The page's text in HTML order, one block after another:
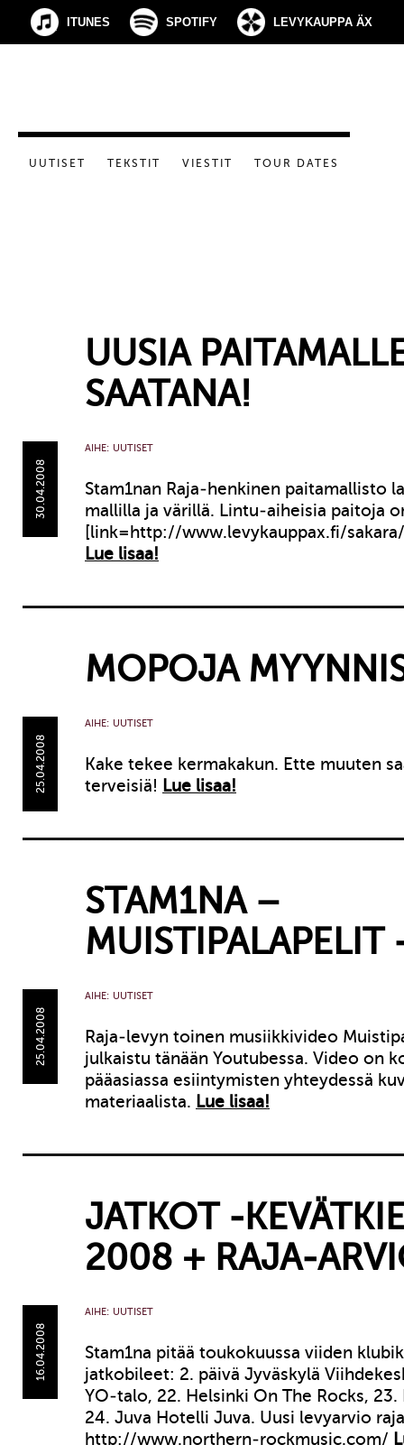
ITUNES SPOTIFY LEVYKAUPPA ÄX
UUTISET TEKSTIT VIESTIT TOUR DATES
UUSIA
SAATANA!
30.04.2008
AIHE: UUTISET
Stam1nan Raja-henkinen paitamallisto
mallilla ja värillä. Lintu-aiheisia paitoja
[link=http://www.levykauppax.fi/
Lue lisaa!
MOPOJA
25.04.2008
AIHE: UUTISET
Kake tekee kermakakun. Ette muuten
terveisiä! Lue lisaa!
STAM1NA –
MUISTIPALAPELIT
25.04.2008
AIHE: UUTISET
Raja-levyn toinen musiikkivideo
julkaistu tänään Youtubessa. Video on
pääasiassa esiintymisten yhteydessä
materiaalista. Lue lisaa!
JATKOT -
2008 + RAJA-
16.04.2008
AIHE: UUTISET
Stam1na pitää toukokuussa viiden
jatkobileet: 2. päivä Jyväskylä
YO-talo, 22. Helsinki On The Rocks,
24. Juva Hotelli Juva. Uusi levyarvio
http://www.northern-rockmusic.com/